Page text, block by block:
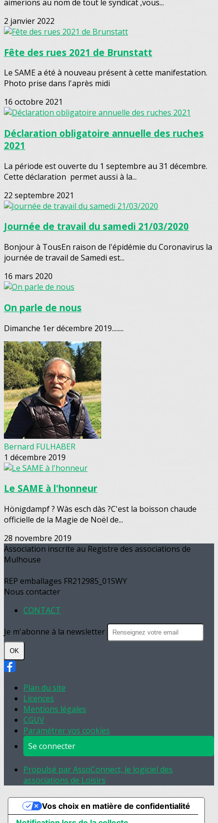
aimerions au nom de tout le syndicat ,vous...
2 janvier 2022
Fête des rues 2021 de Brunstatt
Le SAME a été à nouveau présent à cette manifestation.
Photo prise dans l'après midi
16 octobre 2021
Déclaration obligatoire annuelle des ruches
2021
La période est ouverte du 1 septembre au 31 décembre.
Cette déclaration permet aussi à la...
22 septembre 2021
Journée de travail du samedi 21/03/2020
Bonjour à TousEn raison de l'épidémie du Coronavirus la
journée de travail de Samedi est...
16 mars 2020
On parle de nous
Dimanche 1er décembre 2019........
Bernard FULHABER
1 décembre 2019
Le SAME à l'honneur
Hönigdampf ? Wàs esch dàs ?C'est la boisson chaude
officielle de la Magie de Noël de...
28 novembre 2019
Association inscrite au Registre des associations de
Mulhouse
REP emballages FR212985_01SWY
Nous contacter
CONTACT
Je m'abonne à la newsletter
OK
Plan du site
Licences
Mentions légales
CGUV
Paramétrer vos cookies
Se connecter
Propulsé par AssoConnect, le logiciel des
associations de Loisirs
Vos choix en matière de confidentialité